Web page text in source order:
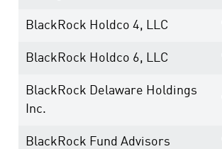
BlackRock Holdco 4, LLC
BlackRock Holdco 6, LLC
BlackRock Delaware Holdings
Inc.
BlackRock Fund Advisors